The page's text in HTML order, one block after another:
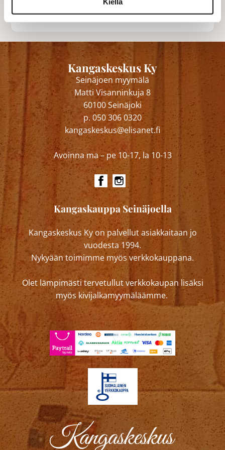
Kangaskeskus Ky
Seinäjoen myymälä
Matti Visanninkuja 8
60100 Seinäjoki
p. 050 306 0320
kangaskeskus@elisanet.fi
Avoinna ma – pe 10-17, la 10-13
Kangaskauppa Seinäjoella
Kangaskeskus Ky on palvellut asiakkaitaan jo
vuodesta 1994.
Nykyään toimimme myös verkkokauppana.
Olet lämpimästi tervetullut verkkokaupan lisäksi
myös kivijalkamyymäläämme.